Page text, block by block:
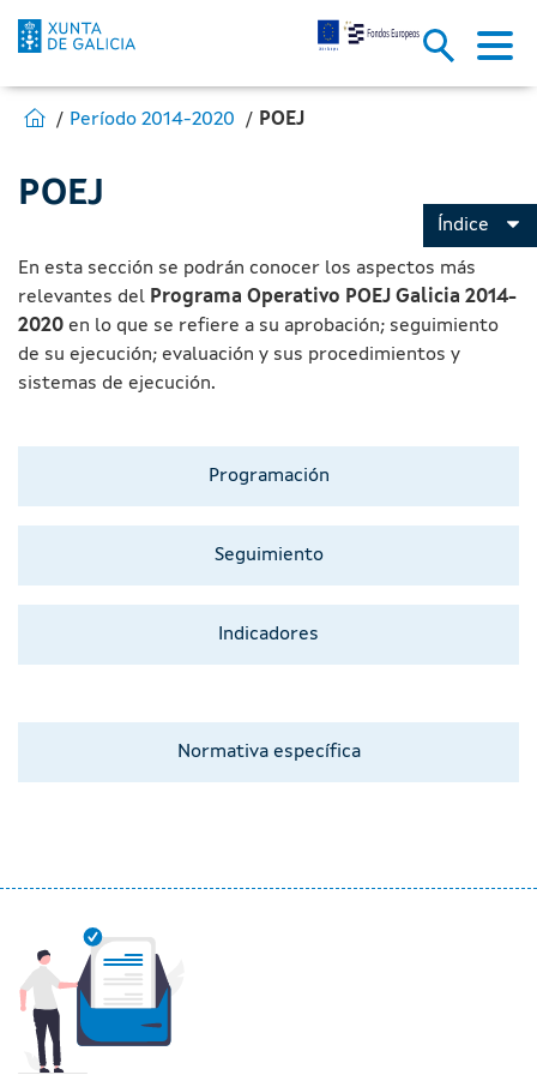
POEJ - Fondos Europeos
Saltar al contenido principal
Estás en:
Ir a Fondos Europeos
Período 2014-2020 POEJ
POEJ
En esta sección se podrán conocer los aspectos más
relevantes del Programa Operativo POEJ Galicia 2014-
2020 en lo que se refiere a su aprobación; seguimiento
de su ejecución; evaluación y sus procedimientos y
sistemas de ejecución.
Programación
Seguimiento
Indicadores
Normativa específica
Índice